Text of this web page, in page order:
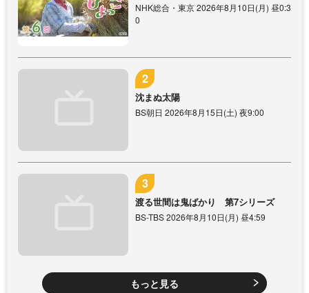
NHK総合・東京 2026年8月10日(月) 昼0:3
0
沈まぬ太陽
BS朝日 2026年8月15日(土) 夜9:00
渡る世間は鬼ばかり 第7シリーズ
BS-TBS 2026年8月10日(月) 昼4:59
もっと見る